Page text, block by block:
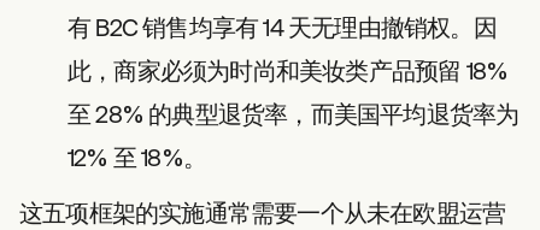
有 B2C 销售均享有 14 天无理由撤销权。因
此，商家必须为时尚和美妆类产品预留 18%
至 28% 的典型退货率，而美国平均退货率为
12% 至 18%。
这五项框架的实施通常需要一个从未在欧盟运营